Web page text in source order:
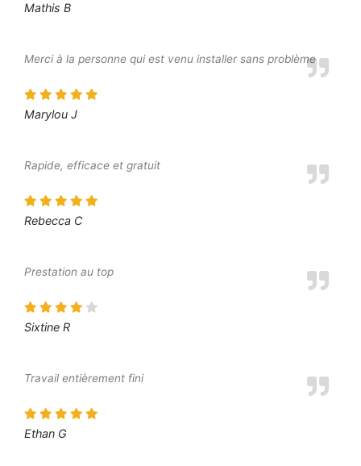
Mathis B
Merci à la personne qui est venu installer sans problème
Marylou J
Rapide, efficace et gratuit
Rebecca C
Prestation au top
Sixtine R
Travail entièrement fini
Ethan G